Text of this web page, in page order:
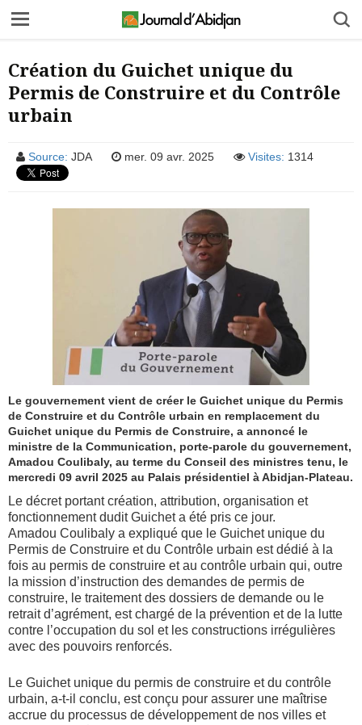
Création du Guichet unique du
Permis de Construire et du Contrôle
urbain
Source: JDA mer. 09 avr. 2025 Visites: 1314
Le gouvernement vient de créer le Guichet unique du Permis
de Construire et du Contrôle urbain en remplacement du
Guichet unique du Permis de Construire, a annoncé le
ministre de la Communication, porte-parole du gouvernement,
Amadou Coulibaly, au terme du Conseil des ministres tenu, le
mercredi 09 avril 2025 au Palais présidentiel à Abidjan-Plateau.
Le décret portant création, attribution, organisation et
fonctionnement dudit Guichet a été pris ce jour.
Amadou Coulibaly a expliqué que le Guichet unique du
Permis de Construire et du Contrôle urbain est dédié à la
fois au permis de construire et au contrôle urbain qui, outre
la mission d’instruction des demandes de permis de
construire, le traitement des dossiers de demande ou le
retrait d’agrément, est chargé de la prévention et de la lutte
contre l’occupation du sol et les constructions irrégulières
avec des pouvoirs renforcés.
Le Guichet unique du permis de construire et du contrôle
urbain, a-t-il conclu, est conçu pour assurer une maîtrise
accrue du processus de développement de nos villes et